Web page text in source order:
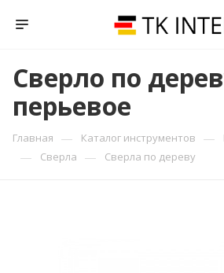
Сверло по
перьевое
Главная — Каталог инструментов —
— Сверла — Сверла по дереву